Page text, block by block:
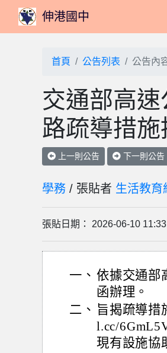
伸港國中
首頁 公告列表 公告內
交通部高
路疏導措施
上一則公告 下一則公告
學務 / 張貼者 生活教育
張貼日期： 2026-06-10
一、 依據交通部
函辦理。
二、 旨揭疏導措
l.cc/
現有設施協